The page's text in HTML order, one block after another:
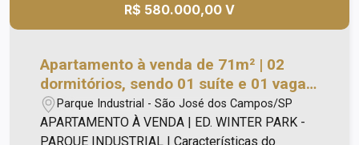
quadra de futsal/vôlei e campo de futebol
segurança 24 horas! Agende já uma visita!
R$ 580.000,00 V
Apartamento à venda de 71m² | 02
dormitórios, sendo 01 suíte e 01 vaga
de garagem | Edifício Winter Park -
Parque Industrial | São José dos
Parque Industrial - São José dos Campos/SP
APARTAMENTO À VENDA | ED. WINTER PARK -
PARQUE INDUSTRIAL | Características do